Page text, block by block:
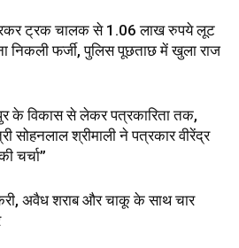
ट्रक चालक से 1.06 लाख रुपये लूट
निकली फर्जी, पुलिस पूछताछ में खुला राज
के विकास से लेकर पत्रकारिता तक,
सोहनलाल श्रीमाली ने पत्रकार वीरेंद्र
चर्चा”
अवैध शराब और चाकू के साथ चार